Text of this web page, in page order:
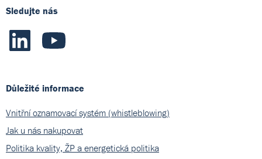
Sledujte nás
Důležité informace
Vnitřní oznamovací systém (whistleblowing)
Jak u nás nakupovat
Politika kvality, ŽP a energetická politika